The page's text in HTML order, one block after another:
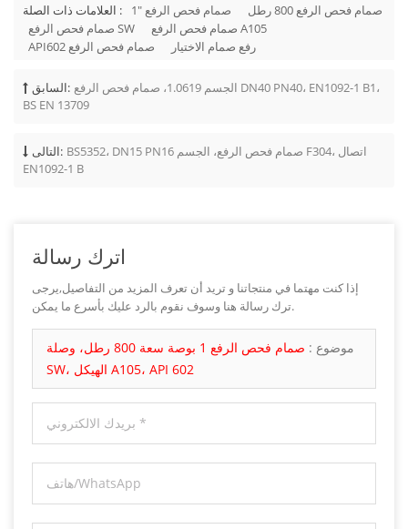
العلامات ذات الصلة : 1" صمام فحص الرفع
صمام فحص الرفع 800 رطل
صمام فحص الرفع SW
صمام فحص الرفع A105
API602 صمام فحص الرفع
رفع صمام الاختيار
السابق: الجسم 1.0619، صمام فحص الرفع DN40 PN40، EN1092-1 B1،
BS EN 13709
التالى: BS5352، DN15 PN16 صمام فحص الرفع، الجسم F304، اتصال
EN1092-1 B
اترك رسالة
إذا كنت مهتما في منتجاتنا و تريد أن تعرف المزيد من التفاصيل,يرجى
ترك رسالة هنا وسوف نقوم بالرد عليك بأسرع ما يمكن.
موضوع :
صمام فحص الرفع 1 بوصة سعة 800 رطل، وصلة
SW، الهيكل A105، API 602